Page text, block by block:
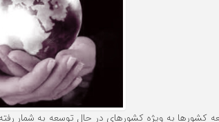
کشورها به ویژه کشورهای در حال توسعه به شمار